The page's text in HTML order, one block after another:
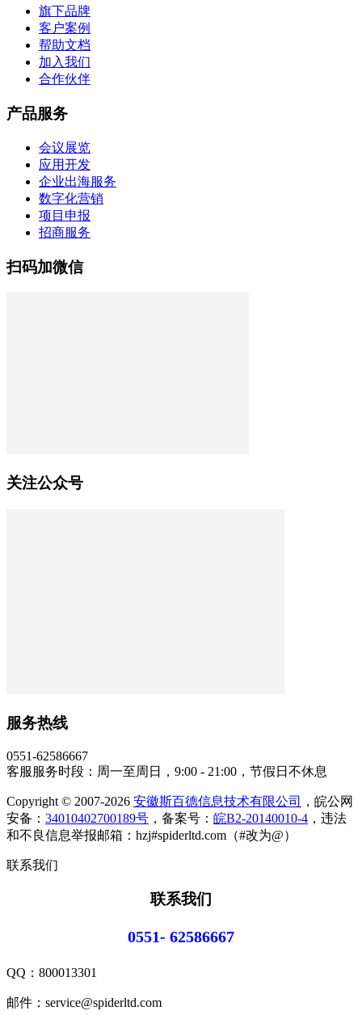
旗下品牌
客户案例
帮助文档
加入我们
合作伙伴
产品服务
会议展览
应用开发
企业出海服务
数字化营销
项目申报
招商服务
扫码加微信
关注公众号
服务热线
0551-62586667
客服服务时段：周一至周日，9:00 - 21:00，节假日不休息
Copyright © 2007-2026 安徽斯百德信息技术有限公司
，皖公网
安备： 34010402700189号 ，备案号： 皖B2-20140010-4 ，违法
和不良信息举报邮箱：hzj#spiderltd.com（#改为@）
联系我们
联系我们
0551- 62586667
QQ： 800013301
邮件：service@spiderltd.com